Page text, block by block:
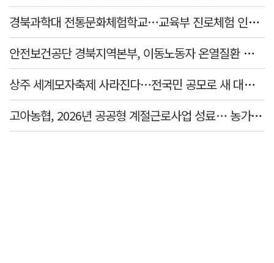
경북과학대 전통문화체험학교…교육부 진로체험 인증기관 선정
안전보건공단 경북지역본부, 이동노동자 온열질환 예방 캠페인
상주 세계모자축제 사라진다…전국민 공모로 새 대표축제 발굴 나서
고아농협, 2026년 공공형 계절근로사업 성료… 농가 일손 부족 해소 '효자'